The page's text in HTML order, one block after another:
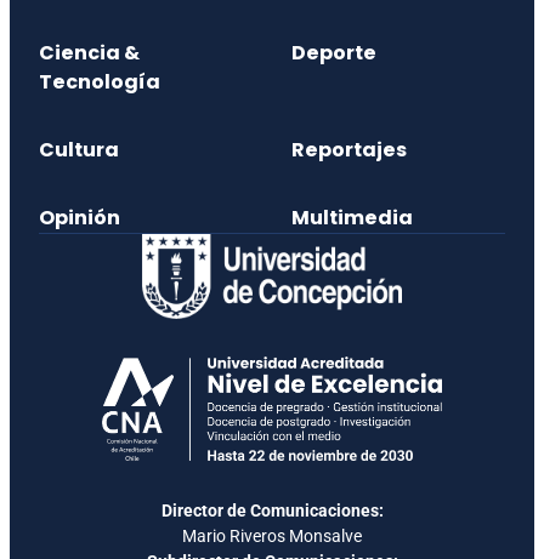
Ciencia &
Tecnología
Deporte
Cultura Reportajes
Opinión Multimedia
Director de Comunicaciones:
Mario Riveros Monsalve